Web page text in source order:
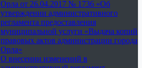
Орла от 26.04.2017 № 1736 «Об
утверждении административного
регламента предоставления
муниципальной услуги «Выдача копий
правовых актов администрации города
Орла»
О внесении изменений в